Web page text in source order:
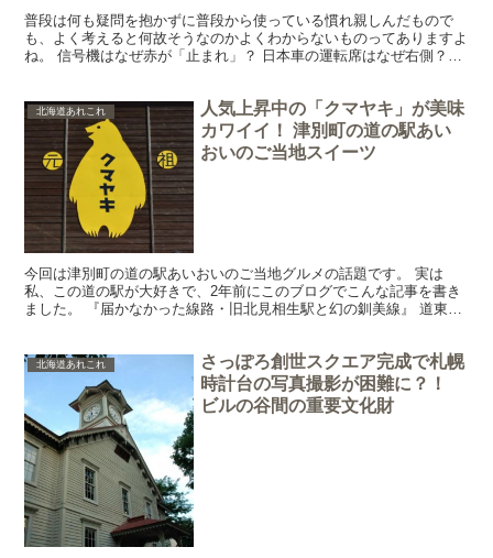
普段は何も疑問を抱かずに普段から使っている慣れ親しんだもので
も、よく考えると何故そうなのかよくわからないものってありますよ
ね。 信号機はなぜ赤が「止まれ」？ 日本車の運転席はなぜ右側？？
北海道あれこれ
人気上昇中の「クマヤキ」が美味
カワイイ！ 津別町の道の駅あい
おいのご当地スイーツ
今回は津別町の道の駅あいおいのご当地グルメの話題です。 実は
私、この道の駅が大好きで、2年前にこのブログでこんな記事を書き
ました。 『届かなかった線路・旧北見相生駅と幻の釧美線』 道東・
北海道あれこれ
さっぽろ創世スクエア完成で札幌
時計台の写真撮影が困難に？！
ビルの谷間の重要文化財